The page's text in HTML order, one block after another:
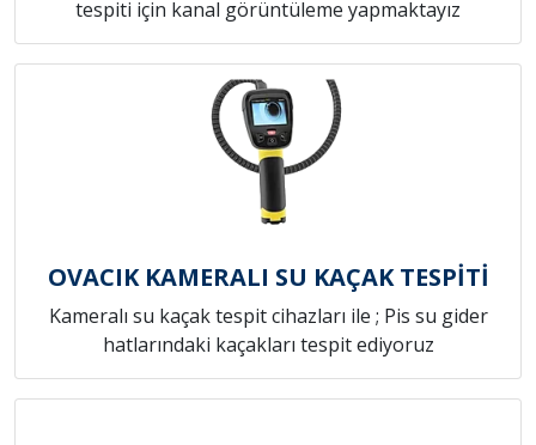
tespiti için kanal görüntüleme yapmaktayız
OVACIK KAMERALI SU KAÇAK TESPİTİ
Kameralı su kaçak tespit cihazları ile ; Pis su gider
hatlarındaki kaçakları tespit ediyoruz